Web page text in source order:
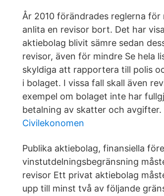
År 2010 förändrades reglerna
anlita en revisor bort. Det har
aktiebolag blivit sämre sedan
revisor, även för mindre Se hela
skyldiga att rapportera till polis
i bolaget. I vissa fall skall även
exempel om bolaget inte har
betalning av skatter och avgifter.
Civilekonomen
Publika aktiebolag, finansiella
vinstutdelningsbegränsning
revisor Ett privat aktiebolag
upp till minst två av följande